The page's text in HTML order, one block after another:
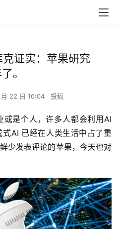
证实：苹果研究
。
22 日 16:04 投稿
是个人，许多人都会利用AI
AI 已经在人类生活中占了重
少发表评论的苹果，今天也对